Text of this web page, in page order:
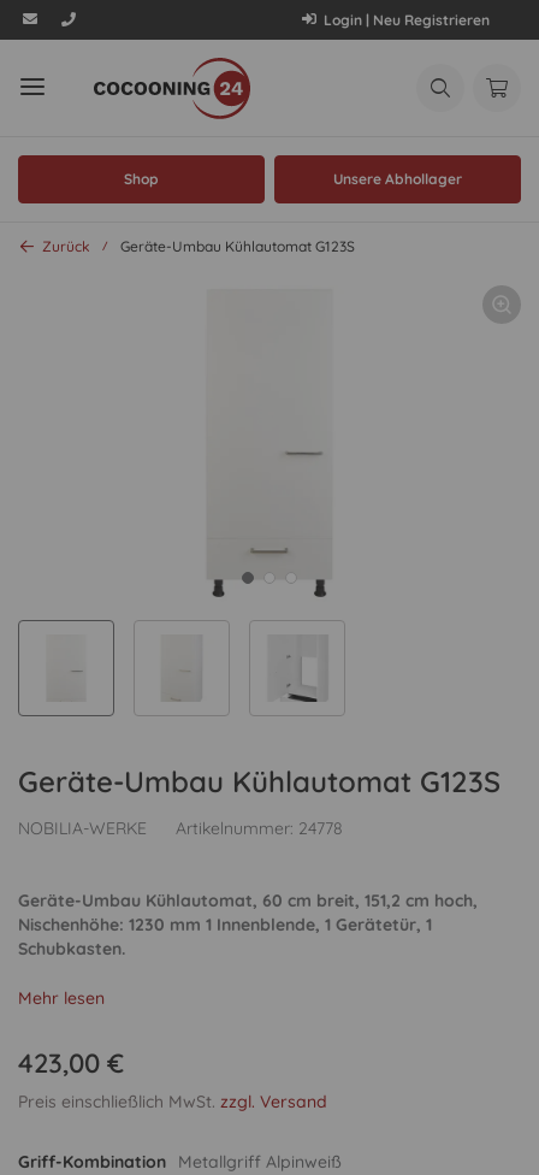
Login | Neu Registrieren
Shop Unsere Abhollager
Zurück Geräte-Umbau Kühlautomat G123S
Geräte-Umbau Kühlautomat G123S
NOBILIA-WERKE Artikelnummer: 24778
Geräte-Umbau Kühlautomat, 60 cm breit, 151,2 cm hoch,
Nischenhöhe: 1230 mm 1 Innenblende, 1 Gerätetür, 1
Schubkasten.
Mehr lesen
423,00 €
Preis einschließlich MwSt. zzgl. Versand
Griff-Kombination Metallgriff Alpinweiß